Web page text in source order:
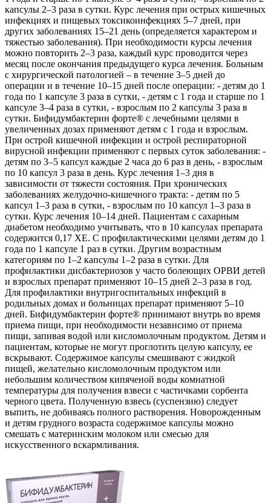
капсулы 2–3 раза в сутки. Курс лечения при острых кишечных
инфекциях и пищевых токсикоинфекциях 5–7 дней, при
других заболеваниях 15–21 день (определяется характером и
тяжестью заболевания). При необходимости курсы лечения
можно повторить 2–3 раза, каждый курс проводится через
месяц после окончания предыдущего курса лечения. Больным
с хирургической патологией – в течение 3–5 дней до
операции и в течение 10–15 дней после операции: - детям до 1
года по 1 капсуле 3 раза в сутки, - детям с 1 года и старше по 1
капсуле 3–4 раза в сутки, - взрослым по 2 капсулы 3 раза в
сутки. Бифидумбактерин форте® с лечебными целями в
увеличенных дозах применяют детям с 1 года и взрослым.
При острой кишечной инфекции и острой респираторной
вирусной инфекции применяют с первых суток заболевания: -
детям по 3–5 капсул каждые 2 часа до 6 раз в день, - взрослым
по 10 капсул 3 раза в день. Курс лечения 1–3 дня в
зависимости от тяжести состояния. При хронических
заболеваниях желудочно-кишечного тракта: - детям по 5
капсул 1–3 раза в сутки, - взрослым по 10 капсул 1–3 раза в
сутки. Курс лечения 10–14 дней. Пациентам с сахарным
диабетом необходимо учитывать, что в 10 капсулах препарата
содержится 0,17 ХЕ. С профилактическими целями детям до 1
года по 1 капсуле 1 раз в сутки. Другим возрастным
категориям по 1–2 капсулы 1–2 раза в сутки. Для
профилактики дисбактериозов у часто болеющих ОРВИ детей
и взрослых препарат применяют 10–15 дней 2–3 раза в год.
Для профилактики внутригоспитальных инфекций в
родильных домах и больницах препарат применяют 5–10
дней. Бифидумбактерин форте® принимают внутрь во время
приема пищи, при необходимости независимо от приема
пищи, запивая водой или кисломолочным продуктом. Детям и
пациентам, которые не могут проглотить целую капсулу, ее
вскрывают. Содержимое капсулы смешивают с жидкой
пищей, желательно кисломолочным продуктом или
небольшим количеством кипяченой воды комнатной
температуры для получения взвеси с частичками сорбента
черного цвета. Полученную взвесь (суспензию) следует
выпить, не добиваясь полного растворения. Новорожденным
и детям грудного возраста содержимое капсулы можно
смешать с материнским молоком или смесью для
искусственного вскармливания.